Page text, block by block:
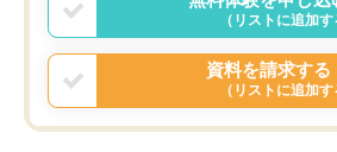
（リストに追加す
資料を請求する
（リストに追加す